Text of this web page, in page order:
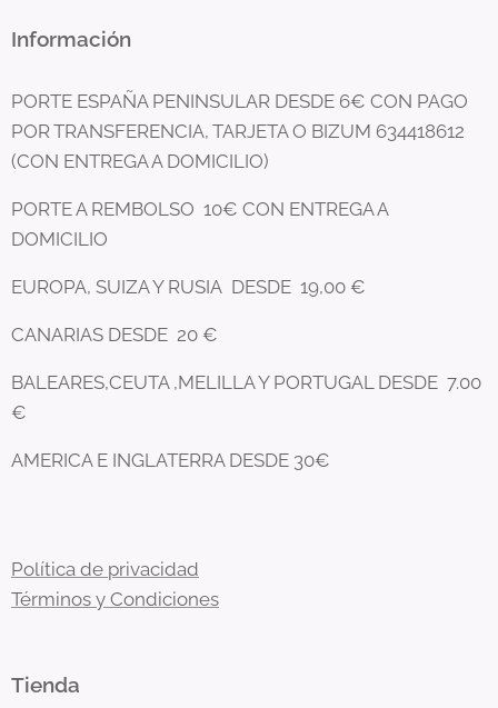
Información
PORTE ESPAÑA PENINSULAR DESDE 6€ CON PAGO
POR TRANSFERENCIA, TARJETA O BIZUM 634418612
(CON ENTREGA A DOMICILIO)
PORTE A REMBOLSO 10€ CON ENTREGA A
DOMICILIO
EUROPA, SUIZA Y RUSIA DESDE 19,00 €
CANARIAS DESDE 20 €
BALEARES,CEUTA ,MELILLA Y PORTUGAL DESDE 7.00
€
AMERICA E INGLATERRA DESDE 30€
Política de privacidad
Términos y Condiciones
Tienda